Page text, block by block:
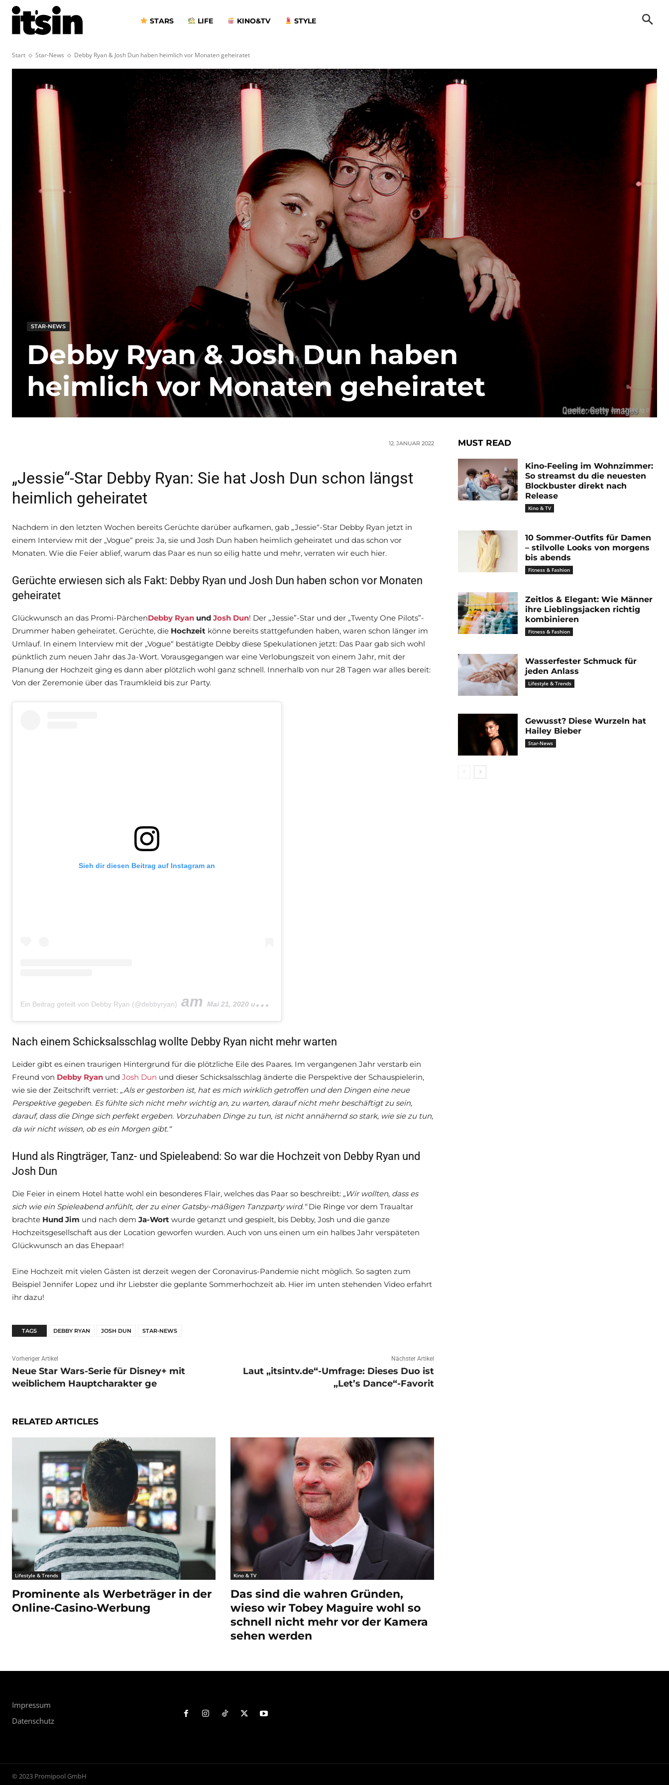
STARS LIFE KINO&TV STYLE
Start Star-News Debby Ryan & Josh Dun haben heimlich vor Monaten geheiratet
debby ryan josh dun 12844 lg 0
STAR-NEWS
Debby Ryan & Josh Dun haben
heimlich vor Monaten geheiratet
12. JANUAR 2022
„Jessie“-Star Debby Ryan: Sie hat Josh Dun schon längst
heimlich geheiratet
Nachdem in den letzten Wochen bereits Gerüchte darüber aufkamen, gab „Jessie“-Star Debby Ryan jetzt in
einem Interview mit der „Vogue“ preis: Ja, sie und Josh Dun haben heimlich geheiratet und das schon vor
Monaten. Wie die Feier ablief, warum das Paar es nun so eilig hatte und mehr, verraten wir euch hier.
Gerüchte erwiesen sich als Fakt: Debby Ryan und Josh Dun haben schon vor Monaten
geheiratet
Glückwunsch an das Promi-PärchenDebby Ryan und Josh Dun! Der „Jessie”-Star und der „Twenty One Pilots”-
Drummer haben geheiratet. Gerüchte, die Hochzeit könne bereits stattgefunden haben, waren schon länger im
Umlauf. In einem Interview mit der „Vogue“ bestätigte Debby diese Spekulationen jetzt: Das Paar gab sich wohl
pünktlich zum neuen Jahr das Ja-Wort. Vorausgegangen war eine Verlobungszeit von einem Jahr, mit der
Planung der Hochzeit ging es dann aber plötzlich wohl ganz schnell. Innerhalb von nur 28 Tagen war alles bereit:
Von der Zeremonie über das Traumkleid bis zur Party.
Sieh dir diesen Beitrag auf Instagram an
Ein Beitrag geteilt von Debby Ryan (@debbyryan) am Mai 21, 2020 um 1:02 PDT
Nach einem Schicksalsschlag wollte Debby Ryan nicht mehr warten
Leider gibt es einen traurigen Hintergrund für die plötzliche Eile des Paares. Im vergangenen Jahr verstarb ein
Freund von Debby Ryan und Josh Dun und dieser Schicksalsschlag änderte die Perspektive der Schauspielerin,
wie sie der Zeitschrift verriet: „Als er gestorben ist, hat es mich wirklich getroffen und den Dingen eine neue
Perspektive gegeben. Es fühlte sich nicht mehr wichtig an, zu warten, darauf nicht mehr beschäftigt zu sein,
darauf, dass die Dinge sich perfekt ergeben. Vorzuhaben Dinge zu tun, ist nicht annähernd so stark, wie sie zu tun,
da wir nicht wissen, ob es ein Morgen gibt.“
Hund als Ringträger, Tanz- und Spieleabend: So war die Hochzeit von Debby Ryan und
Josh Dun
Die Feier in einem Hotel hatte wohl ein besonderes Flair, welches das Paar so beschreibt: „Wir wollten, dass es
sich wie ein Spieleabend anfühlt, der zu einer Gatsby-mäßigen Tanzparty wird.“Die Ringe vor dem Traualtar
brachte Hund Jim und nach dem Ja-Wort wurde getanzt und gespielt, bis Debby, Josh und die ganze
Hochzeitsgesellschaft aus der Location geworfen wurden. Auch von uns einen um ein halbes Jahr verspäteten
Glückwunsch an das Ehepaar!
Eine Hochzeit mit vielen Gästen ist derzeit wegen der Coronavirus-Pandemie nicht möglich. So sagten zum
Beispiel Jennifer Lopez und ihr Liebster die geplante Sommerhochzeit ab. Hier im unten stehenden Video erfahrt
ihr dazu!
TAGS DEBBY RYAN JOSH DUN STAR-NEWS
Vorheriger Artikel
Neue Star Wars-Serie für Disney+ mit
weiblichem Hauptcharakter ge
Nächster Artikel
Laut „itsintv.de“-Umfrage: Dieses Duo ist
„Let’s Dance“-Favorit
RELATED ARTICLES
Lifestyle & Trends
Prominente als Werbeträger in der
Online-Casino-Werbung
Kino & TV
Das sind die wahren Gründen,
wieso wir Tobey Maguire wohl so
schnell nicht mehr vor der Kamera
sehen werden
MUST READ
Kino-Feeling im Wohnzimmer:
So streamst du die neuesten
Blockbuster direkt nach
Release
Kino & TV
10 Sommer-Outfits für Damen
– stilvolle Looks von morgens
bis abends
Fitness & Fashion
Zeitlos & Elegant: Wie Männer
ihre Lieblingsjacken richtig
kombinieren
Fitness & Fashion
Wasserfester Schmuck für
jeden Anlass
Lifestyle & Trends
Gewusst? Diese Wurzeln hat
Hailey Bieber
Star-News
Impressum
Datenschutz
© 2023 Promipool GmbH